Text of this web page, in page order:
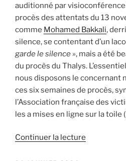
auditionné par visioconférence
procès des attentats du 13
comme Mohamed Bakkali,
silence, se contentant d’un
garde le silence », mais a été
du procès du Thalys.
nous disposons le concernant
ces six semaines de procès,
l’Association française des
les a mises en ligne sur la toile (
Continuer la lecture